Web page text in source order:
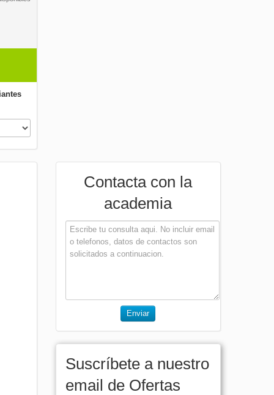
Contacta con la
academia
Enviar
Suscríbete a nuestro
email de Ofertas